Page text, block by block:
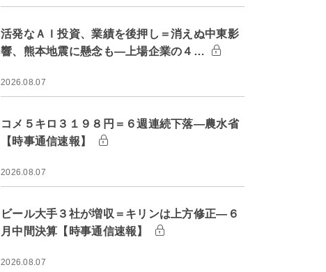
活発なＡＩ投資、業績を後押し＝消えぬ中東影
響、熊本地震に懸念も―上場企業の４…
2026.08.07
コメ５キロ３１９８円＝６週連続下落―農水省
【時事通信速報】
2026.08.07
ビール大手３社が増収＝キリンは上方修正―６
月中間決算【時事通信速報】
2026.08.07